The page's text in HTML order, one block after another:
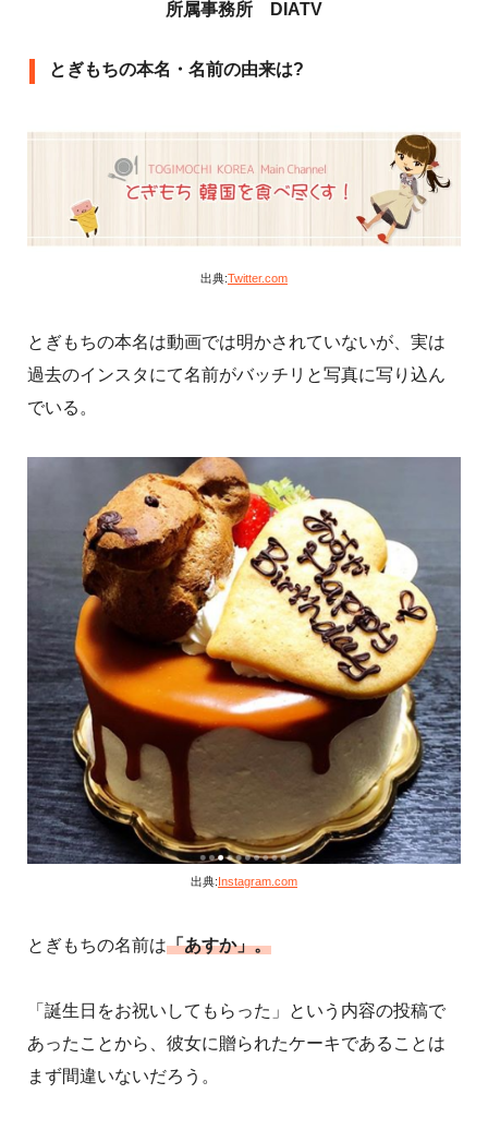
所属事務所 DIATV
とぎもちの本名・名前の由来は?
出典:Twitter.com
とぎもちの本名は動画では明かされていないが、実は
過去のインスタにて名前がバッチリと写真に写り込ん
でいる。
出典:Instagram.com
とぎもちの名前は「あすか」。
「誕生日をお祝いしてもらった」という内容の投稿で
あったことから、彼女に贈られたケーキであることは
まず間違いないだろう。